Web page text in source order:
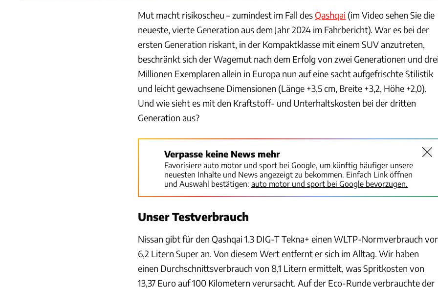
Mut macht risikoscheu – zumindest im Fall des Qashqai (im Video sehen Sie die
neueste, vierte Generation aus dem Jahr 2024 im Fahrbericht). War es bei der
ersten Generation riskant, in der Kompaktklasse mit einem SUV anzutreten,
beschränkt sich der Wagemut nach dem Erfolg von zwei Generationen und
Millionen Exemplaren allein in Europa nun auf eine sacht aufgefrischte Stilistik
und leicht gewachsene Dimensionen (Länge +3,5 cm, Breite +3,2, Höhe +2,0).
Und wie sieht es mit den Kraftstoff- und Unterhaltskosten bei der dritten
Generation aus?
Verpasse keine News mehr
Favorisiere auto motor und sport bei Google, um künftig häufiger unsere
neuesten Inhalte und News angezeigt zu bekommen. Einfach Link öffnen
und Auswahl bestätigen: auto motor und sport bei Google bevorzugen.
Unser Testverbrauch
Nissan gibt für den Qashqai 1.3 DIG-T Tekna+ einen WLTP-Normverbrauch
6,2 Litern Super an. Von diesem Wert entfernt er sich im Alltag. Wir haben
einen Durchschnittsverbrauch von 8,1 Litern ermittelt, was Spritkosten von
13,37 Euro auf 100 Kilometern verursacht. Auf der Eco-Runde verbrauchte der